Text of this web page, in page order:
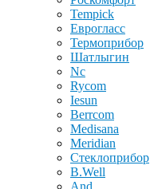
Tempick
Еврогласс
Термоприбор
Шатлыгин
Nc
Rycom
Iesun
Berrcom
Medisana
Meridian
Стеклоприбор
B.Well
And